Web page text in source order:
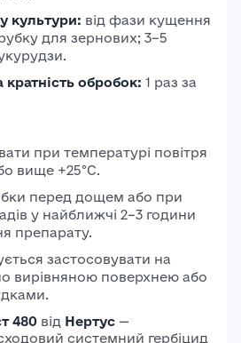
культури: від фази кущення
для зернових; 3–5
обробок: 1 раз за
при температурі повітря
вище +25°C.
перед дощем або при
у найближчі 2–3 години
препарату.
застосовувати на
вирівняною поверхнею або
480 від Нертус —
системний гербіцид